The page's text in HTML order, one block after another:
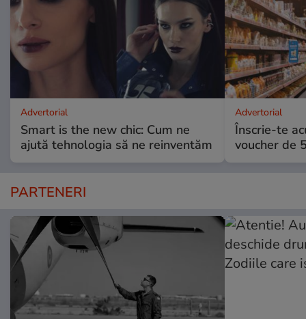
Advertorial
Smart is the new chic: Cum ne
ajută tehnologia să ne reinventăm
Advertorial
Înscrie-te
voucher de
PARTENERI